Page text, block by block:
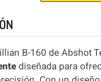
B-160 de Abshot
diseñada para